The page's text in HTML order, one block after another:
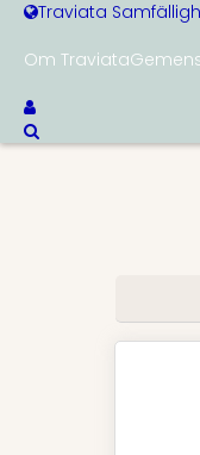
Traviata
Om Traviata